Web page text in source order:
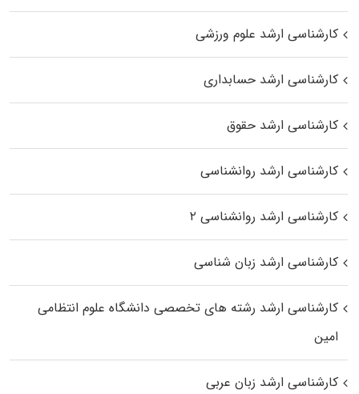
کارشناسی ارشد علوم ورزشی
کارشناسی ارشد حسابداری
کارشناسی ارشد حقوق
کارشناسی ارشد روانشناسی
کارشناسی ارشد روانشناسی ۲
کارشناسی ارشد زبان شناسی
کارشناسی ارشد رﺷﺘﻪ ﻫﺎی تخصصی داﻧﺸﮕﺎه ﻋﻠﻮم انتظامی
اﻣﻴﻦ
کارشناسی ارشد زبان عربی